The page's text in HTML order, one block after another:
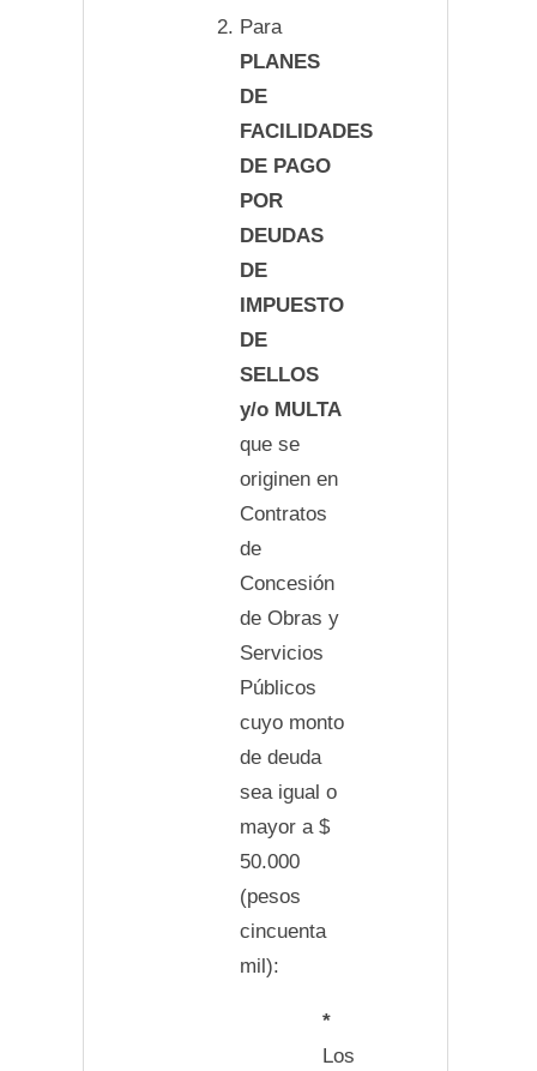
Para
PLANES
DE
FACILIDADES
DE PAGO
POR
DEUDAS
DE
IMPUESTO
DE
SELLOS
y/o MULTA
que se
originen en
Contratos
de
Concesión
de Obras y
Servicios
Públicos
cuyo monto
de deuda
sea igual o
mayor a $
50.000
(pesos
cincuenta
mil):
*
Los